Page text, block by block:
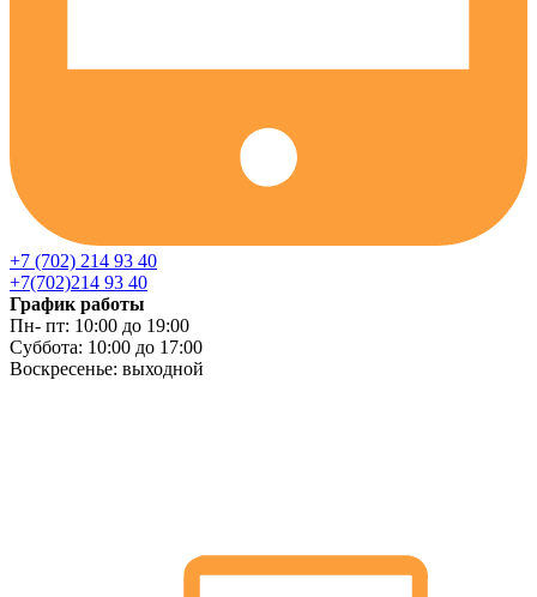
+7 (702) 214 93 40
+7(702)214 93 40
График работы
Пн- пт: 10:00 до 19:00
Суббота: 10:00 до 17:00
Воскресенье: выходной